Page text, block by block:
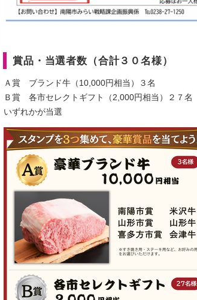
賞品・当選者数（合計３０名様）
Ａ賞 ブランド牛（10,000円相当）３名
Ｂ賞 各市セレクトギフト（2,000円相当）２７名
いずれかが当選